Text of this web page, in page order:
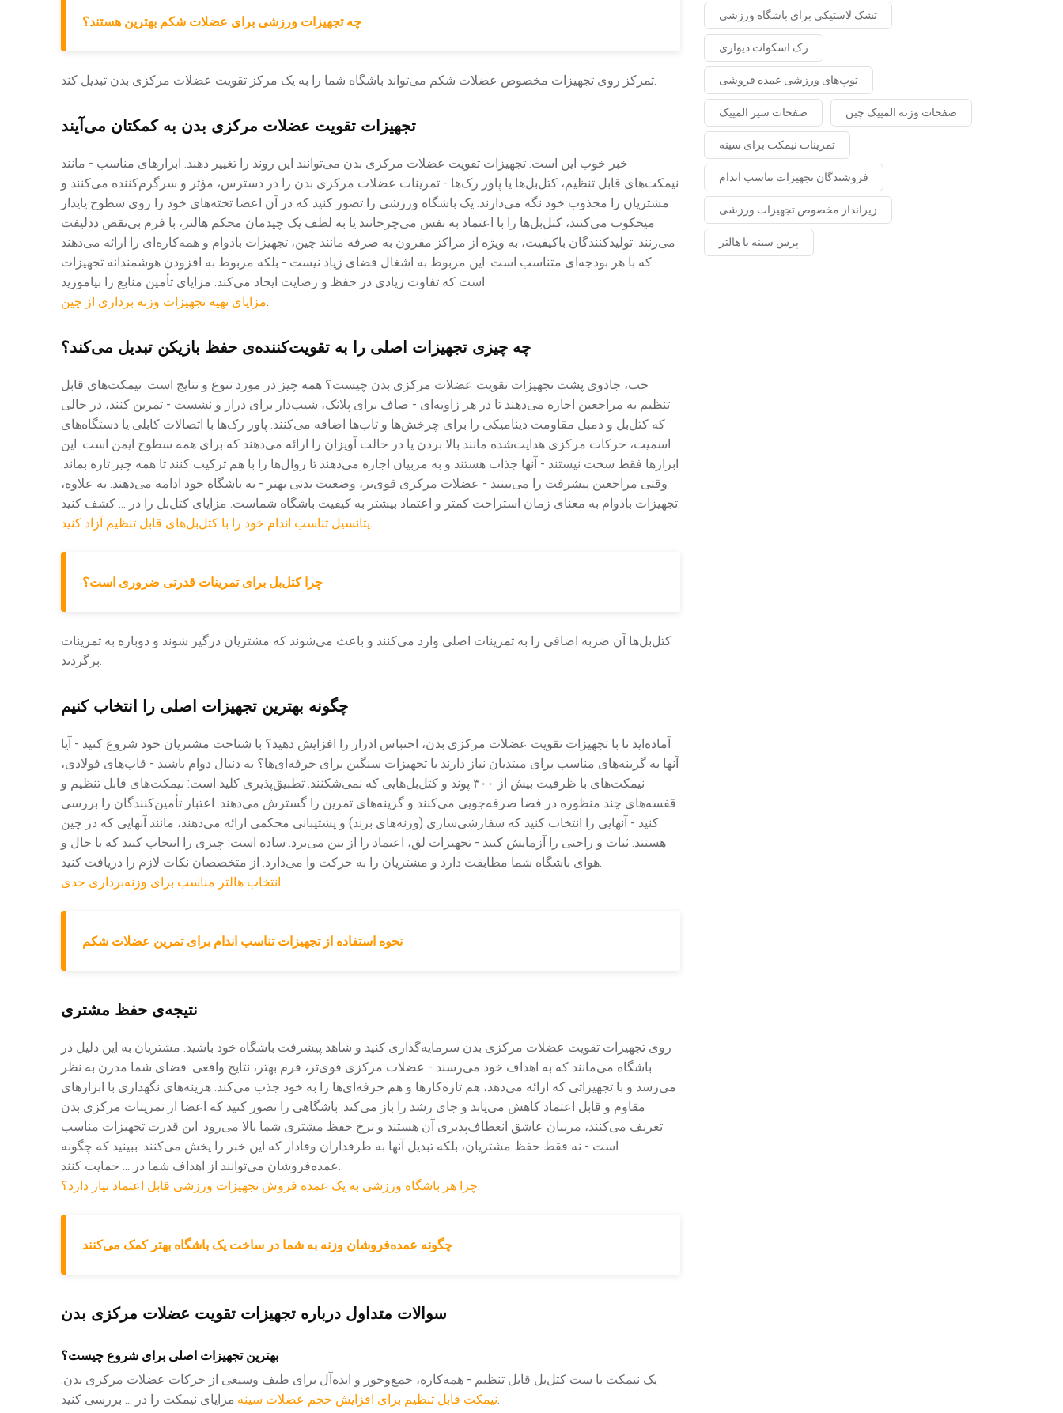
چه تجهیزات ورزشی برای عضلات شکم بهترین هستند؟
تمرکز روی تجهیزات مخصوص عضلات شکم می‌تواند باشگاه شما را به یک مرکز تقویت عضلات مرکزی بدن تبدیل کند.
تجهیزات تقویت عضلات مرکزی بدن به کمکتان می‌آیند
خبر خوب این است: تجهیزات تقویت عضلات مرکزی بدن می‌توانند این روند را تغییر دهند. ابزارهای مناسب - مانند
نیمکت‌های قابل تنظیم، کتل‌بل‌ها یا پاور رک‌ها - تمرینات عضلات مرکزی بدن را در دسترس، مؤثر و سرگرم‌کننده می‌کنند و
مشتریان را مجذوب خود نگه می‌دارند. یک باشگاه ورزشی را تصور کنید که در آن اعضا تخته‌های خود را روی سطوح پایدار
میخکوب می‌کنند، کتل‌بل‌ها را با اعتماد به نفس می‌چرخانند یا به لطف یک چیدمان محکم هالتر، با فرم بی‌نقص ددلیفت
می‌زنند. تولیدکنندگان باکیفیت، به ویژه از مراکز مقرون به صرفه مانند چین، تجهیزات بادوام و همه‌کاره‌ای را ارائه می‌دهند
که با هر بودجه‌ای متناسب است. این مربوط به اشغال فضای زیاد نیست - بلکه مربوط به افزودن هوشمندانه تجهیزات
است که تفاوت زیادی در حفظ و رضایت ایجاد می‌کند. مزایای تأمین منابع را بیاموزید
مزایای تهیه تجهیزات وزنه برداری از چین.
چه چیزی تجهیزات اصلی را به تقویت‌کننده‌ی حفظ بازیکن تبدیل می‌کند؟
خب، جادوی پشت تجهیزات تقویت عضلات مرکزی بدن چیست؟ همه چیز در مورد تنوع و نتایج است. نیمکت‌های قابل
تنظیم به مراجعین اجازه می‌دهند تا در هر زاویه‌ای - صاف برای پلانک، شیب‌دار برای دراز و نشست - تمرین کنند، در حالی
که کتل‌بل و دمبل مقاومت دینامیکی را برای چرخش‌ها و تاب‌ها اضافه می‌کنند. پاور رک‌ها با اتصالات کابلی یا دستگاه‌های
اسمیت، حرکات مرکزی هدایت‌شده مانند بالا بردن پا در حالت آویزان را ارائه می‌دهند که برای همه سطوح ایمن است. این
ابزارها فقط سخت نیستند - آنها جذاب هستند و به مربیان اجازه می‌دهند تا روال‌ها را با هم ترکیب کنند تا همه چیز تازه بماند.
وقتی مراجعین پیشرفت را می‌بینند - عضلات مرکزی قوی‌تر، وضعیت بدنی بهتر - به باشگاه خود ادامه می‌دهند. به علاوه،
تجهیزات بادوام به معنای زمان استراحت کمتر و اعتماد بیشتر به کیفیت باشگاه شماست. مزایای کتل‌بل را در ... کشف کنید.
پتانسیل تناسب اندام خود را با کتل‌بل‌های قابل تنظیم آزاد کنید.
چرا کتل‌بل برای تمرینات قدرتی ضروری است؟
کتل‌بل‌ها آن ضربه اضافی را به تمرینات اصلی وارد می‌کنند و باعث می‌شوند که مشتریان درگیر شوند و دوباره به تمرینات
برگردند.
چگونه بهترین تجهیزات اصلی را انتخاب کنیم
آماده‌اید تا با تجهیزات تقویت عضلات مرکزی بدن، احتباس ادرار را افزایش دهید؟ با شناخت مشتریان خود شروع کنید - آیا
آنها به گزینه‌های مناسب برای مبتدیان نیاز دارند یا تجهیزات سنگین برای حرفه‌ای‌ها؟ به دنبال دوام باشید - قاب‌های فولادی،
نیمکت‌های با ظرفیت بیش از ۳۰۰ پوند و کتل‌بل‌هایی که نمی‌شکنند. تطبیق‌پذیری کلید است: نیمکت‌های قابل تنظیم و
قفسه‌های چند منظوره در فضا صرفه‌جویی می‌کنند و گزینه‌های تمرین را گسترش می‌دهند. اعتبار تأمین‌کنندگان را بررسی
کنید - آنهایی را انتخاب کنید که سفارشی‌سازی (وزنه‌های برند) و پشتیبانی محکمی ارائه می‌دهند، مانند آنهایی که در چین
هستند. ثبات و راحتی را آزمایش کنید - تجهیزات لق، اعتماد را از بین می‌برد. ساده است: چیزی را انتخاب کنید که با حال و
هوای باشگاه شما مطابقت دارد و مشتریان را به حرکت وا می‌دارد. از متخصصان نکات لازم را دریافت کنید.
انتخاب هالتر مناسب برای وزنه‌برداری جدی.
نحوه استفاده از تجهیزات تناسب اندام برای تمرین عضلات شکم
نتیجه‌ی حفظ مشتری
روی تجهیزات تقویت عضلات مرکزی بدن سرمایه‌گذاری کنید و شاهد پیشرفت باشگاه خود باشید. مشتریان به این دلیل در
باشگاه می‌مانند که به اهداف خود می‌رسند - عضلات مرکزی قوی‌تر، فرم بهتر، نتایج واقعی. فضای شما مدرن به نظر
می‌رسد و با تجهیزاتی که ارائه می‌دهد، هم تازه‌کارها و هم حرفه‌ای‌ها را به خود جذب می‌کند. هزینه‌های نگهداری با ابزارهای
مقاوم و قابل اعتماد کاهش می‌یابد و جای رشد را باز می‌کند. باشگاهی را تصور کنید که اعضا از تمرینات مرکزی بدن
تعریف می‌کنند، مربیان عاشق انعطاف‌پذیری آن هستند و نرخ حفظ مشتری شما بالا می‌رود. این قدرت تجهیزات مناسب
است - نه فقط حفظ مشتریان، بلکه تبدیل آنها به طرفداران وفادار که این خبر را پخش می‌کنند. ببینید که چگونه
عمده‌فروشان می‌توانند از اهداف شما در ... حمایت کنند.
چرا هر باشگاه ورزشی به یک عمده فروش تجهیزات ورزشی قابل اعتماد نیاز دارد؟.
چگونه عمده‌فروشان وزنه به شما در ساخت یک باشگاه بهتر کمک می‌کنند
سوالات متداول درباره تجهیزات تقویت عضلات مرکزی بدن
بهترین تجهیزات اصلی برای شروع چیست؟
یک نیمکت یا ست کتل‌بل قابل تنظیم - همه‌کاره، جمع‌وجور و ایده‌آل برای طیف وسیعی از حرکات عضلات مرکزی بدن.
مزایای نیمکت را در ... بررسی کنید.نیمکت قابل تنظیم برای افزایش حجم عضلات سینه.
تشک لاستیکی برای باشگاه ورزشی
رک اسکوات دیواری
توپ‌های ورزشی عمده فروشی
صفحات سپر المپیک صفحات وزنه المپیک چین
تمرینات نیمکت برای سینه
فروشندگان تجهیزات تناسب اندام
زیرانداز مخصوص تجهیزات ورزشی
پرس سینه با هالتر